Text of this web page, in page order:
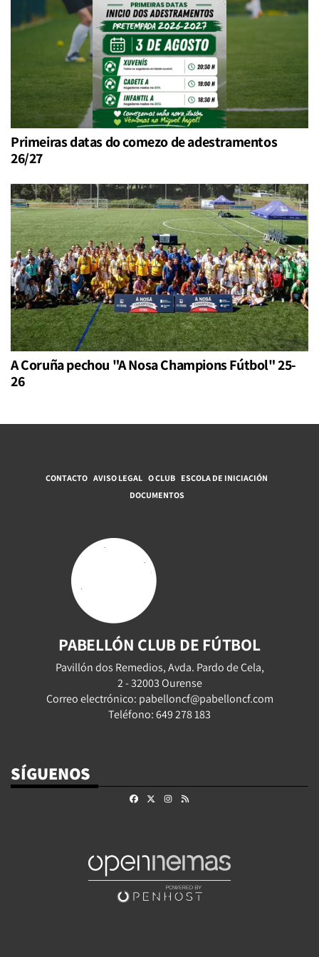
Primeiras datas do comezo de adestramentos
26/27
A Coruña pechou "A Nosa Champions Fútbol" 25-
26
CONTACTO AVISO LEGAL O CLUB ESCOLA DE INICIACIÓN
DOCUMENTOS
PABELLÓN CLUB DE FÚTBOL
Pavillón dos Remedios, Avda. Pardo de Cela,
2 - 32003 Ourense
Correo electrónico: pabelloncf@pabelloncf.com
Teléfono: 649 278 183
SÍGUENOS
FacebookInstagram